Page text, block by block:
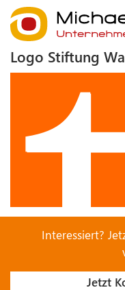
Logo Stiftung
Interessiert?
Jetzt